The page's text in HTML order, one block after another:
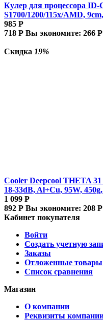
Кулер для процессора ID-
S1700/1200/115x/AMD,
985 Р
718 Р Вы экономите: 266 Р
Скидка 19%
Cooler Deepcool THETA 31
18-33dB, Al+Cu, 95W,
1 099 Р
892 Р Вы экономите: 208 Р
Кабинет покупателя
Войти
Создать учетную
Заказы
Отложенные товары
Список сравнения
Магазин
О компании
Реквизиты